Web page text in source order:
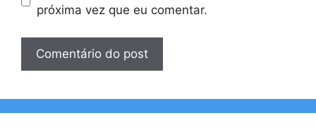
próxima vez que eu comentar.